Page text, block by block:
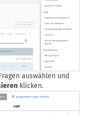
auswählen und
klicken.